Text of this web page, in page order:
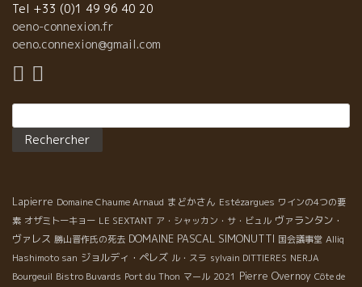
Tel +33 (0)1 49 96 40 20
oeno-connexion.fr
oeno.connexion@gmail.com
Lapierre Domaine Chaume Arnaud まどかさん Estézargues ワインの4つの要
素 オザミトーキョー LE SEXTANT ア・シャッカン・サ・ビュル ヴァランタン・
ヴァレス 勝山晋作氏の死去 DOMAINE PASCAL SIMONUTTI 国会議事堂 Alliq
Hashimoto san ジョルディ・ペレズ ル・スラ sylvain DITTIERES NERJA
Bourgeuil Bistro Buvards Port du Thon マール 2021 Pierre Overnoy Côte de